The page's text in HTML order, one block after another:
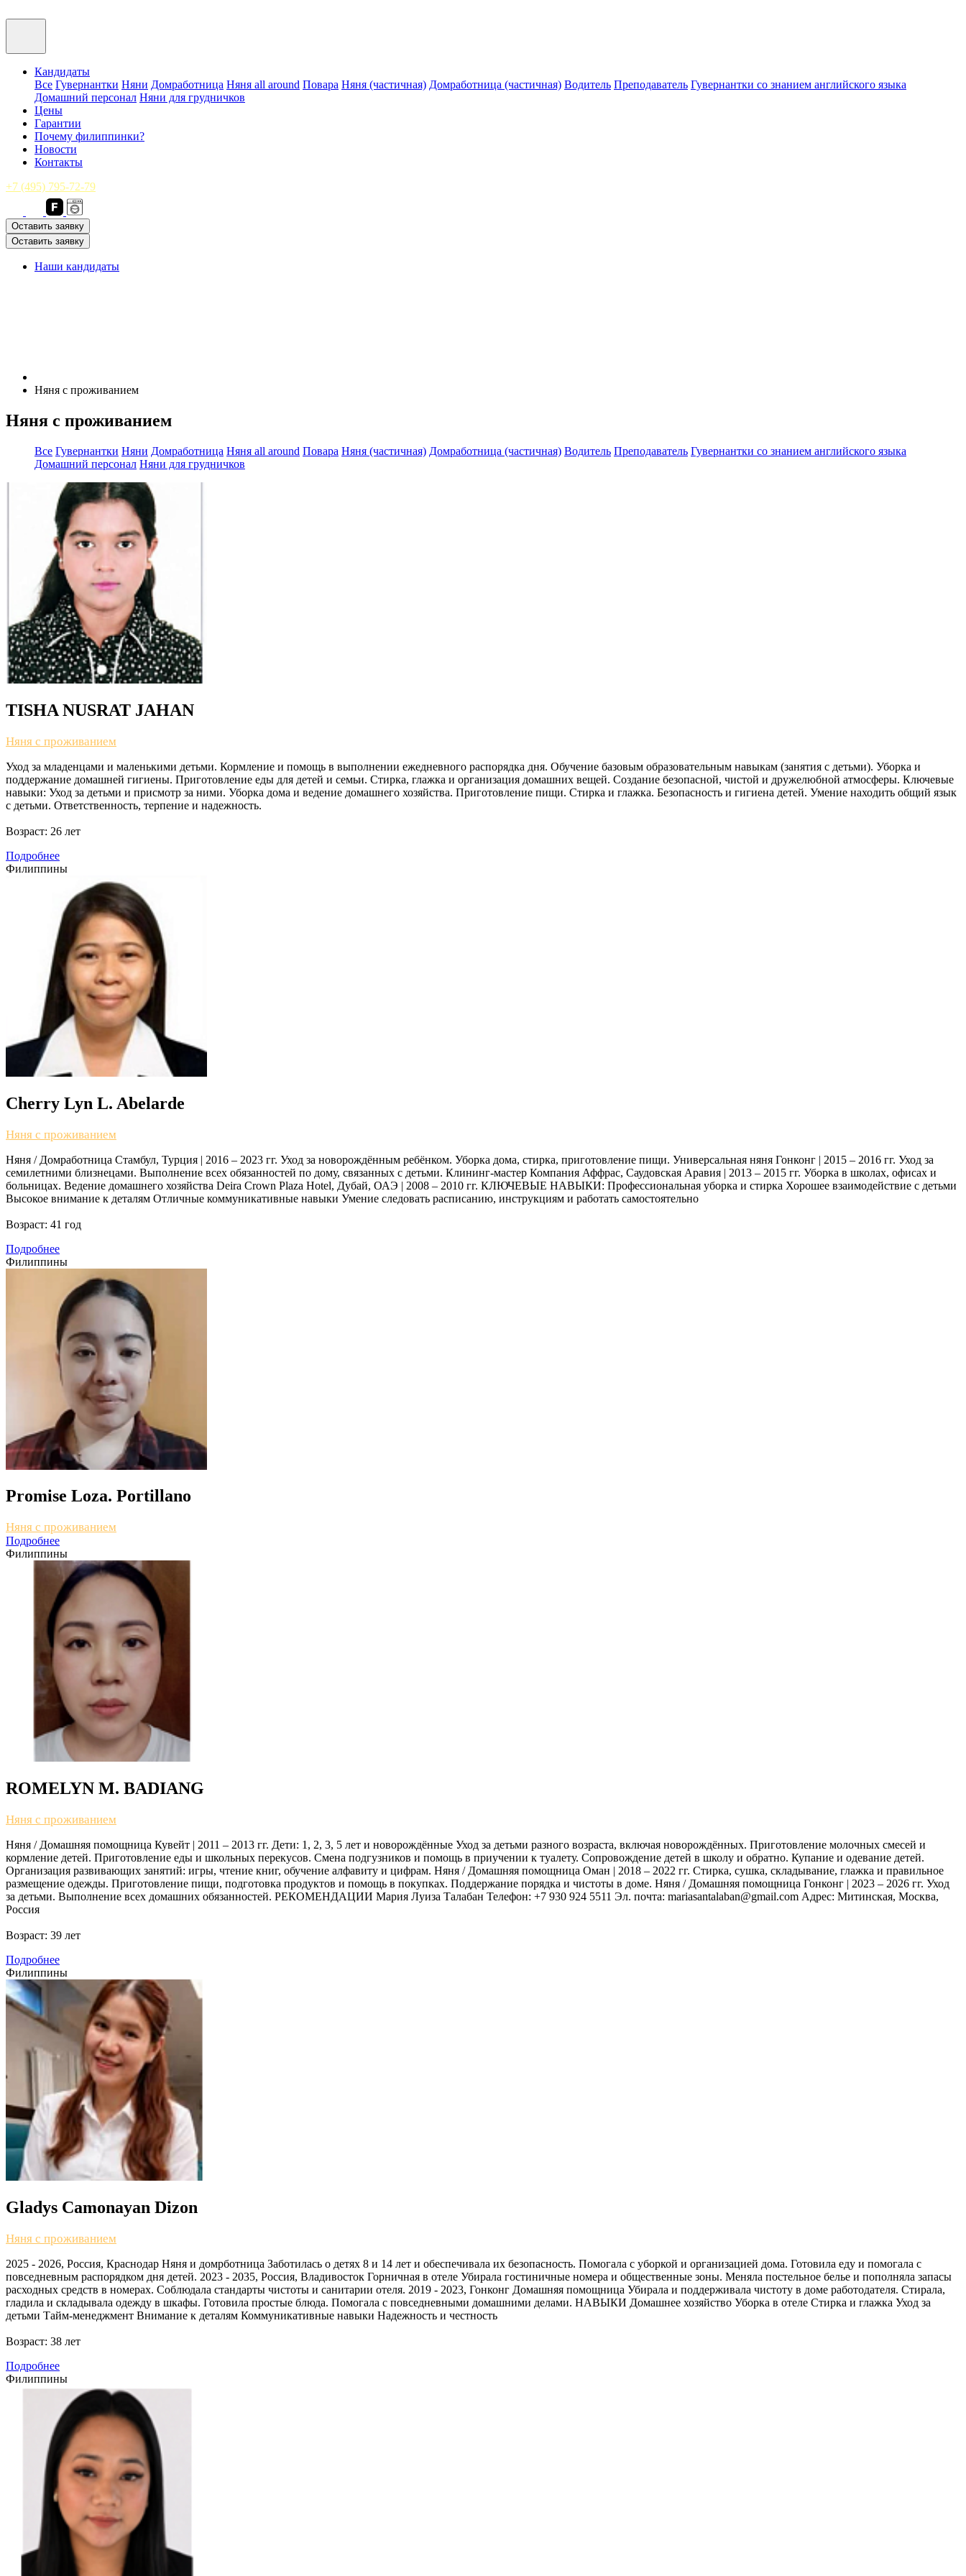
Кандидаты
Все Гувернантки Няни Домработница Няня all around Повара Няня (частичная) Домработница (частичная) Водитель Преподаватель Гувернантки со знанием английского языка
Домашний персонал Няни для грудничков
Цены
Гарантии
Почему филиппинки?
Новости
Контакты
+7 (495) 795-72-79
Оставить заявку
Оставить заявку
Наши кандидаты
Няня с проживанием
Няня с проживанием
Все Гувернантки Няни Домработница Няня all around Повара Няня (частичная) Домработница (частичная) Водитель Преподаватель Гувернантки со знанием английского языка
Домашний персонал Няни для грудничков
TISHA NUSRAT JAHAN
Няня с проживанием
Уход за младенцами и маленькими детьми. Кормление и помощь в выполнении ежедневного распорядка дня. Обучение базовым образовательным навыкам (занятия с детьми). Уборка и
поддержание домашней гигиены. Приготовление еды для детей и семьи. Стирка, глажка и организация домашних вещей. Создание безопасной, чистой и дружелюбной атмосферы. Ключевые
навыки: Уход за детьми и присмотр за ними. Уборка дома и ведение домашнего хозяйства. Приготовление пищи. Стирка и глажка. Безопасность и гигиена детей. Умение находить общий язык
с детьми. Ответственность, терпение и надежность.
Возраст: 26 лет
Подробнее
Филиппины
Cherry Lyn L. Abelarde
Няня с проживанием
Няня / Домработница Стамбул, Турция | 2016 – 2023 гг. Уход за новорождённым ребёнком. Уборка дома, стирка, приготовление пищи. Универсальная няня Гонконг | 2015 – 2016 гг. Уход за
семилетними близнецами. Выполнение всех обязанностей по дому, связанных с детьми. Клининг-мастер Компания Аффрас, Саудовская Аравия | 2013 – 2015 гг. Уборка в школах, офисах и
больницах. Ведение домашнего хозяйства Deira Crown Plaza Hotel, Дубай, ОАЭ | 2008 – 2010 гг. КЛЮЧЕВЫЕ НАВЫКИ: Профессиональная уборка и стирка Хорошее взаимодействие с детьми
Высокое внимание к деталям Отличные коммуникативные навыки Умение следовать расписанию, инструкциям и работать самостоятельно
Возраст: 41 год
Подробнее
Филиппины
Promise Loza. Portillano
Няня с проживанием
Подробнее
Филиппины
ROMELYN M. BADIANG
Няня с проживанием
Няня / Домашняя помощница Кувейт | 2011 – 2013 гг. Дети: 1, 2, 3, 5 лет и новорождённые Уход за детьми разного возраста, включая новорождённых. Приготовление молочных смесей и
кормление детей. Приготовление еды и школьных перекусов. Смена подгузников и помощь в приучении к туалету. Сопровождение детей в школу и обратно. Купание и одевание детей.
Организация развивающих занятий: игры, чтение книг, обучение алфавиту и цифрам. Няня / Домашняя помощница Оман | 2018 – 2022 гг. Стирка, сушка, складывание, глажка и правильное
размещение одежды. Приготовление пищи, подготовка продуктов и помощь в покупках. Поддержание порядка и чистоты в доме. Няня / Домашняя помощница Гонконг | 2023 – 2026 гг. Уход
за детьми. Выполнение всех домашних обязанностей. РЕКОМЕНДАЦИИ Мария Луиза Талабан Телефон: +7 930 924 5511 Эл. почта: mariasantalaban@gmail.com Адрес: Митинская, Москва,
Россия
Возраст: 39 лет
Подробнее
Филиппины
Gladys Camonayan Dizon
Няня с проживанием
2025 - 2026, Россия, Краснодар Няня и домрботница Заботилась о детях 8 и 14 лет и обеспечивала их безопасность. Помогала с уборкой и организацией дома. Готовила еду и помогала с
повседневным распорядком дня детей. 2023 - 2035, Россия, Владивосток Горничная в отеле Убирала гостиничные номера и общественные зоны. Меняла постельное белье и пополняла запасы
расходных средств в номерах. Соблюдала стандарты чистоты и санитарии отеля. 2019 - 2023, Гонконг Домашняя помощница Убирала и поддерживала чистоту в доме работодателя. Стирала,
гладила и складывала одежду в шкафы. Готовила простые блюда. Помогала с повседневными домашними делами. НАВЫКИ Домашнее хозяйство Уборка в отеле Стирка и глажка Уход за
детьми Тайм-менеджмент Внимание к деталям Коммуникативные навыки Надежность и честность
Возраст: 38 лет
Подробнее
Филиппины